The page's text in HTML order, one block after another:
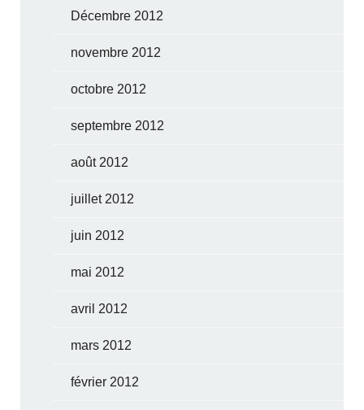
Décembre 2012
novembre 2012
octobre 2012
septembre 2012
août 2012
juillet 2012
juin 2012
mai 2012
avril 2012
mars 2012
février 2012